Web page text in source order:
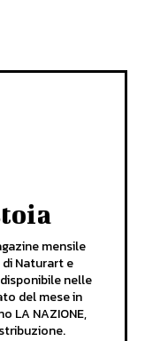
mensile
Naturart e
nelle
del mese in
LA NAZIONE,